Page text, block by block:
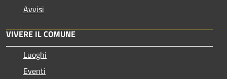
Avvisi
VIVERE IL COMUNE
Luoghi
Eventi